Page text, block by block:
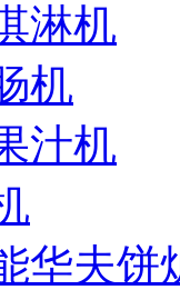
淋机
机
汁机
华夫饼